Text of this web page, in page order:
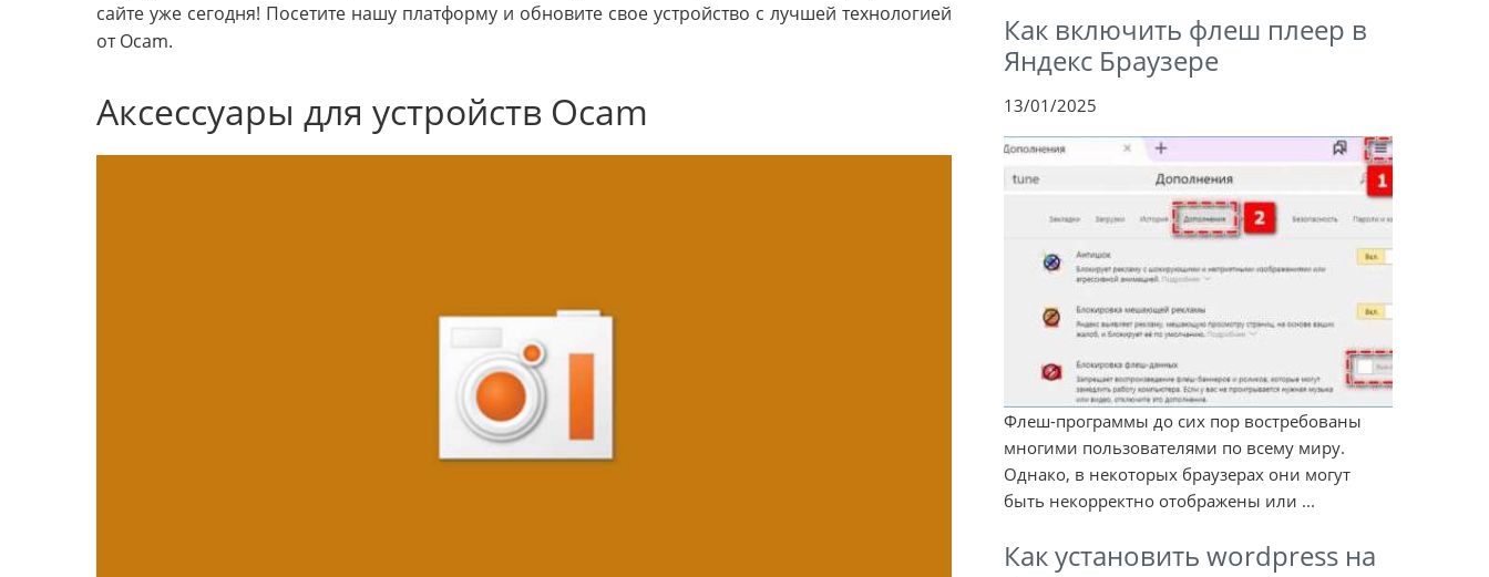
сайте уже сегодня! Посетите нашу платформу и обновите свое устройство с лучшей технологией
от Ocam.
Аксессуары для устройств Ocam
Как включить флеш плеер в
Яндекс Браузере
13/01/2025
Флеш-программы до сих пор востребованы
многими пользователями по всему миру.
Однако, в некоторых браузерах они могут
быть некорректно отображены или ...
Как установить wordpress на